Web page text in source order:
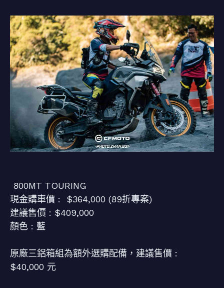
800MT TOURING
現金購車價 : $364,000 (89折專案)
建議售價 : $409,000
顏色 : 藍
原廠三鋁箱組為額外選購配備，建議售價 :
$40,000 元